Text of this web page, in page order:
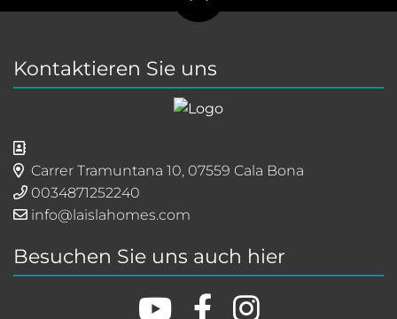
Kontaktieren Sie uns
Carrer Tramuntana 10, 07559 Cala Bona
0034871252240
info@laislahomes.com
Besuchen Sie uns auch hier